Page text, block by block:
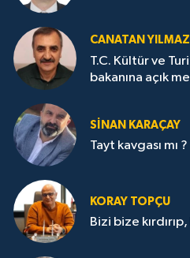
CANATAN YILMAZ
T.C. Kültür ve
bakanına açık
SİNAN KARAÇAY
Tayt kavgası mı
KORAY TOPÇU
Bizi bize